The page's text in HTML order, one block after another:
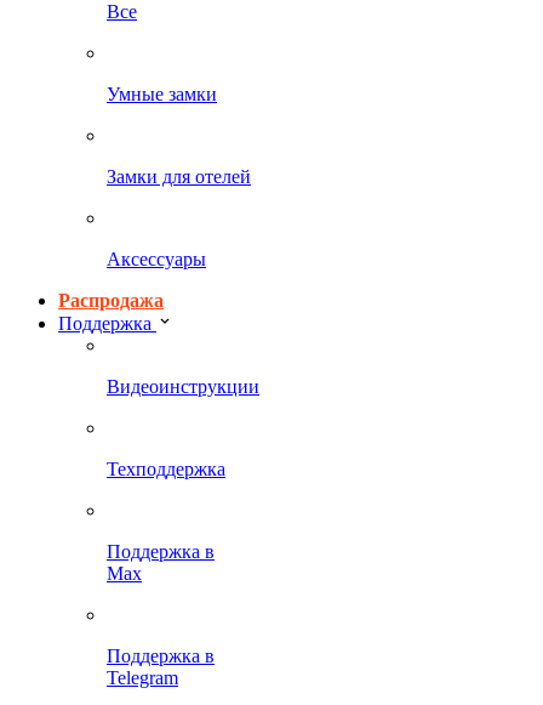
Все
Умные замки
Замки для отелей
Аксессуары
Распродажа
Поддержка
Видеоинструкции
Техподдержка
Поддержка в
Max
Поддержка в
Telegram